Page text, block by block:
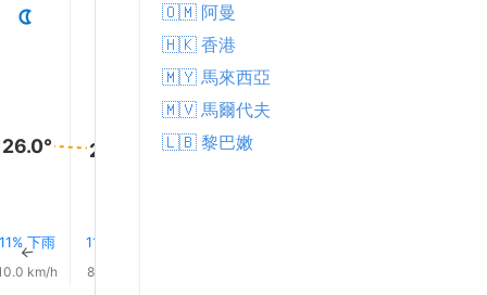
26.0°
下雨
↑
km/h
26.0°
11% 下雨
8.0 km/h
26.0°
🇴🇲 阿曼
🇭🇰 香港
🇲🇾 馬來西亞
🇲🇻 馬爾代夫
🇱🇧 黎巴嫩